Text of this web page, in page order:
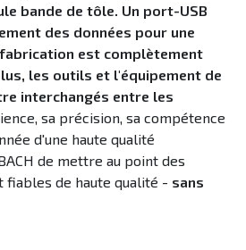
bande de tôle. Un port-USB
des données pour une
est complètement
les outils et l'équipement de
interchangés entre les
sa précision, sa compétence
d'une haute qualité
de mettre au point des
fiables de haute qualité - sans